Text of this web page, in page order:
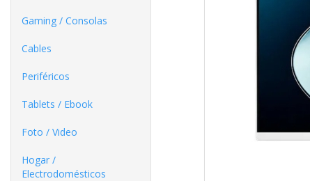
Gaming / Consolas
Cables
Periféricos
Tablets / Ebook
Foto / Video
Hogar /
Electrodomésticos